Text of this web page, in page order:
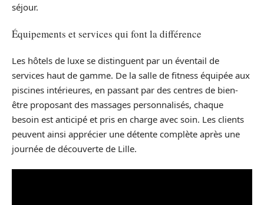
séjour.
Équipements et services qui font la différence
Les hôtels de luxe se distinguent par un éventail de
services haut de gamme. De la salle de fitness équipée aux
piscines intérieures, en passant par des centres de bien-
être proposant des massages personnalisés, chaque
besoin est anticipé et pris en charge avec soin. Les clients
peuvent ainsi apprécier une détente complète après une
journée de découverte de Lille.